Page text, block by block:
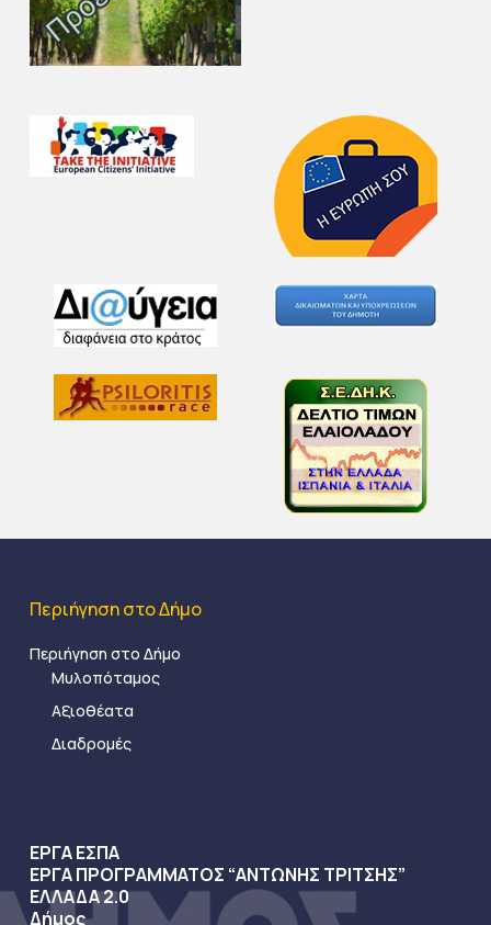
Περιήγηση στο Δήμο
Περιήγηση στο Δήμο
Μυλοπόταμος
Αξιοθέατα
Διαδρομές
ΕΡΓΑ ΕΣΠΑ
ΕΡΓΑ ΠΡΟΓΡΑΜΜΑΤΟΣ “ΑΝΤΩΝΗΣ ΤΡΙΤΣΗΣ”
ΕΛΛΑΔΑ 2.0
Δήμος